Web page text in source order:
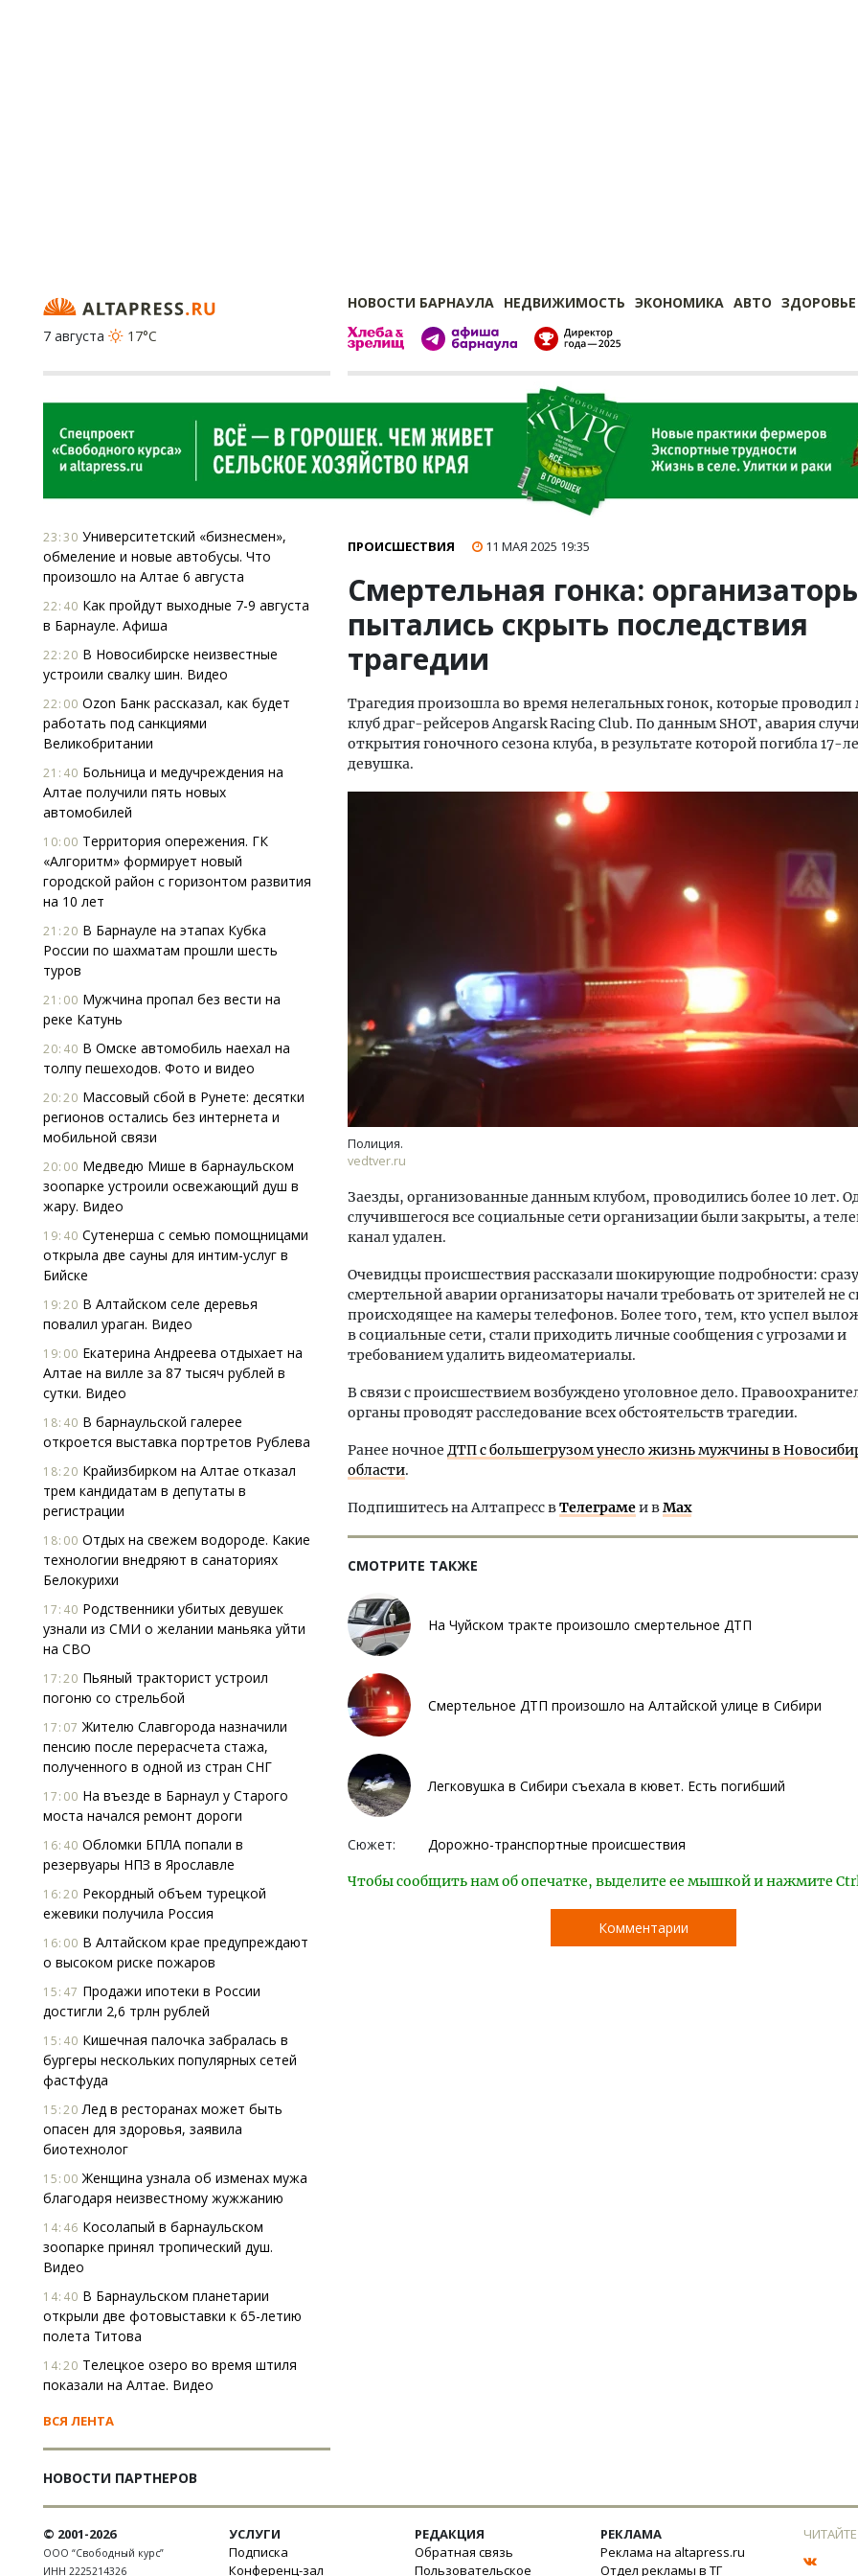
НОВОСТИ БАРНАУЛА НЕДВИЖИМОСТЬ ЭКОНОМИКА АВТО ЗДОРОВЬЕ
7 августа
17°C
23:30 Университетский «бизнесмен»,
обмеление и новые автобусы. Что
произошло на Алтае 6 августа
22:40 Как пройдут выходные 7-9 августа
в Барнауле. Афиша
22:20 В Новосибирске неизвестные
устроили свалку шин. Видео
22:00 Ozon Банк рассказал, как будет
работать под санкциями
Великобритании
21:40 Больница и медучреждения на
Алтае получили пять новых
автомобилей
10:00 Территория опережения. ГК
«Алгоритм» формирует новый
городской район с горизонтом развития
на 10 лет
21:20 В Барнауле на этапах Кубка
России по шахматам прошли шесть
туров
21:00 Мужчина пропал без вести на
реке Катунь
20:40 В Омске автомобиль наехал на
толпу пешеходов. Фото и видео
20:20 Массовый сбой в Рунете: десятки
регионов остались без интернета и
мобильной связи
20:00 Медведю Мише в барнаульском
зоопарке устроили освежающий душ в
жару. Видео
19:40 Сутенерша с семью помощницами
открыла две сауны для интим-услуг в
Бийске
19:20 В Алтайском селе деревья
повалил ураган. Видео
19:00 Екатерина Андреева отдыхает на
Алтае на вилле за 87 тысяч рублей в
сутки. Видео
18:40 В барнаульской галерее
откроется выставка портретов Рублева
18:20 Крайизбирком на Алтае отказал
трем кандидатам в депутаты в
регистрации
18:00 Отдых на свежем водороде. Какие
технологии внедряют в санаториях
Белокурихи
17:40 Родственники убитых девушек
узнали из СМИ о желании маньяка уйти
на СВО
17:20 Пьяный тракторист устроил
погоню со стрельбой
17:07 Жителю Славгорода назначили
пенсию после перерасчета стажа,
полученного в одной из стран СНГ
17:00 На въезде в Барнаул у Старого
моста начался ремонт дороги
16:40 Обломки БПЛА попали в
резервуары НПЗ в Ярославле
16:20 Рекордный объем турецкой
ежевики получила Россия
16:00 В Алтайском крае предупреждают
о высоком риске пожаров
15:47 Продажи ипотеки в России
достигли 2,6 трлн рублей
15:40 Кишечная палочка забралась в
бургеры нескольких популярных сетей
фастфуда
15:20 Лед в ресторанах может быть
опасен для здоровья, заявила
биотехнолог
15:00 Женщина узнала об изменах мужа
благодаря неизвестному жужжанию
14:46 Косолапый в барнаульском
зоопарке принял тропический душ.
Видео
14:40 В Барнаульском планетарии
открыли две фотовыставки к 65-летию
полета Титова
14:20 Телецкое озеро во время штиля
показали на Алтае. Видео
ВСЯ ЛЕНТА
НОВОСТИ ПАРТНЕРОВ
ПРОИСШЕСТВИЯ 11 МАЯ 2025 19:35
Смертельная гонка:
пытались скрыть последствия
трагедии
Трагедия произошла во время нелегальных гонок, которые
клуб драг-рейсеров Angarsk Racing Club. По данным SHOT, авария
открытия гоночного сезона клуба, в результате которой погибла 17-
девушка.
Полиция.
vedtver.ru
Заезды, организованные данным клубом, проводились более 10 лет.
случившегося все социальные сети организации были закрыты, а
канал удален.
Очевидцы происшествия рассказали шокирующие подробности:
смертельной аварии организаторы начали требовать от зрителей не
происходящее на камеры телефонов. Более того, тем, кто успел
в социальные сети, стали приходить личные сообщения с угрозами и
требованием удалить видеоматериалы.
В связи с происшествием возбуждено уголовное дело.
органы проводят расследование всех обстоятельств трагедии.
Ранее ночное ДТП с большегрузом унесло жизнь мужчины в
области.
Подпишитесь на Алтапресс вТелеграмеи вMax
СМОТРИТЕ ТАКЖЕ
На Чуйском тракте произошло смертельное ДТП
Смертельное ДТП произошло на Алтайской улице в Сибири
Легковушка в Сибири съехала в кювет. Есть погибший
Сюжет: Дорожно-транспортные происшествия
Чтобы сообщить нам об опечатке, выделите ее мышкой и нажмите
Комментарии
Архитектурный код начинается с
земли. Мощение крупноформатными
плитами становится новым
стандартом благоустройства
Смелость архитектурных
Генеральный директор
ЗИАС — об эстетике
трендах в фасадах и
© 2001-2026
ООО “Свободный курс”
ИНН 2225214326
УСЛУГИ
Подписка
Конференц-зал
РЕДАКЦИЯ
Обратная связь
Пользовательское
РЕКЛАМА
Реклама на altapress.ru
Отдел рекламы в ТГ